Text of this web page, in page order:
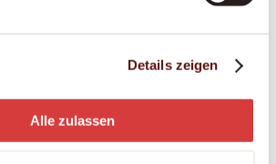
Details zeigen
Alle zulassen
– einfühlsam begleitet, in
mit Palliative-Care-